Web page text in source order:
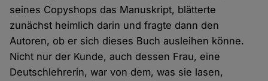
seines Copyshops das Manuskript, blätterte
zunächst heimlich darin und fragte dann den
Autoren, ob er sich dieses Buch ausleihen könne.
Nicht nur der Kunde, auch dessen Frau, eine
Deutschlehrerin, war von dem, was sie lasen,